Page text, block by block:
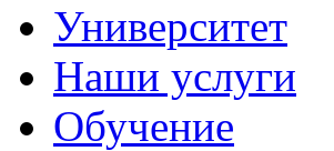
Университет
Наши услуги
Обучение